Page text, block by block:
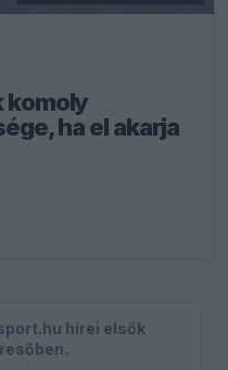
komoly
ha el akarja
hírei elsők